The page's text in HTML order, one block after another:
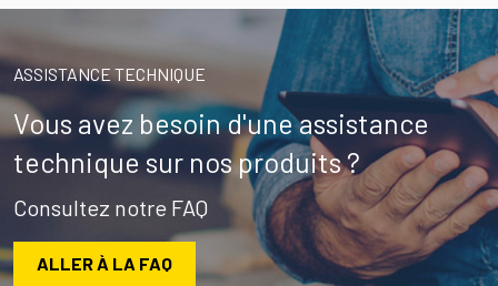
ASSISTANCE TECHNIQUE
Vous avez besoin d'une assistance
technique sur nos produits ?
Consultez notre FAQ
ALLER À LA FAQ